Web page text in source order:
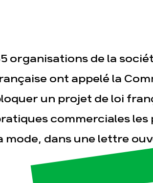
Publications
organisations de la
ont appelé la
un projet de loi
commerciales les
mode, dans une lettre